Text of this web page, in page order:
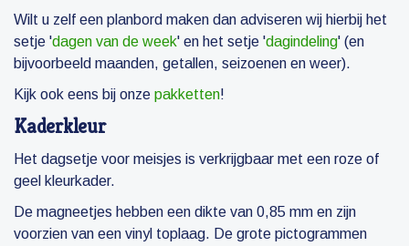
Wilt u zelf een planbord maken dan adviseren wij hierbij het
setje 'dagen van de week' en het setje 'dagindeling' (en
bijvoorbeeld maanden, getallen, seizoenen en weer).
Kijk ook eens bij onze pakketten!
Kaderkleur
Het dagsetje voor meisjes is verkrijgbaar met een roze of
geel kleurkader.
De magneetjes hebben een dikte van 0,85 mm en zijn
voorzien van een vinyl toplaag. De grote pictogrammen